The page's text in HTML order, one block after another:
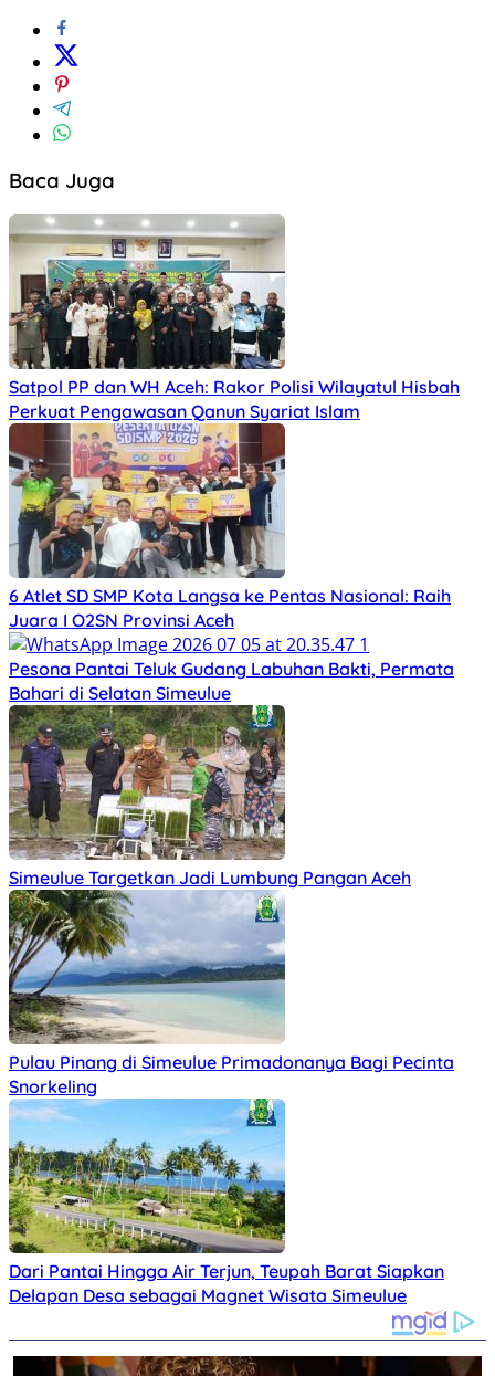
Baca Juga
Satpol PP dan WH Aceh: Rakor Polisi Wilayatul Hisbah
Perkuat Pengawasan Qanun Syariat Islam
6 Atlet SD SMP Kota Langsa ke Pentas Nasional: Raih
Juara I O2SN Provinsi Aceh
Pesona Pantai Teluk Gudang Labuhan Bakti, Permata
Bahari di Selatan Simeulue
Simeulue Targetkan Jadi Lumbung Pangan Aceh
Pulau Pinang di Simeulue Primadonanya Bagi Pecinta
Snorkeling
Dari Pantai Hingga Air Terjun, Teupah Barat Siapkan
Delapan Desa sebagai Magnet Wisata Simeulue